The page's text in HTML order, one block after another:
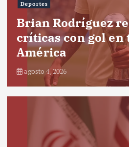
Deportes
Brian Rodríguez
críticas con gol
América
agosto 4, 2026